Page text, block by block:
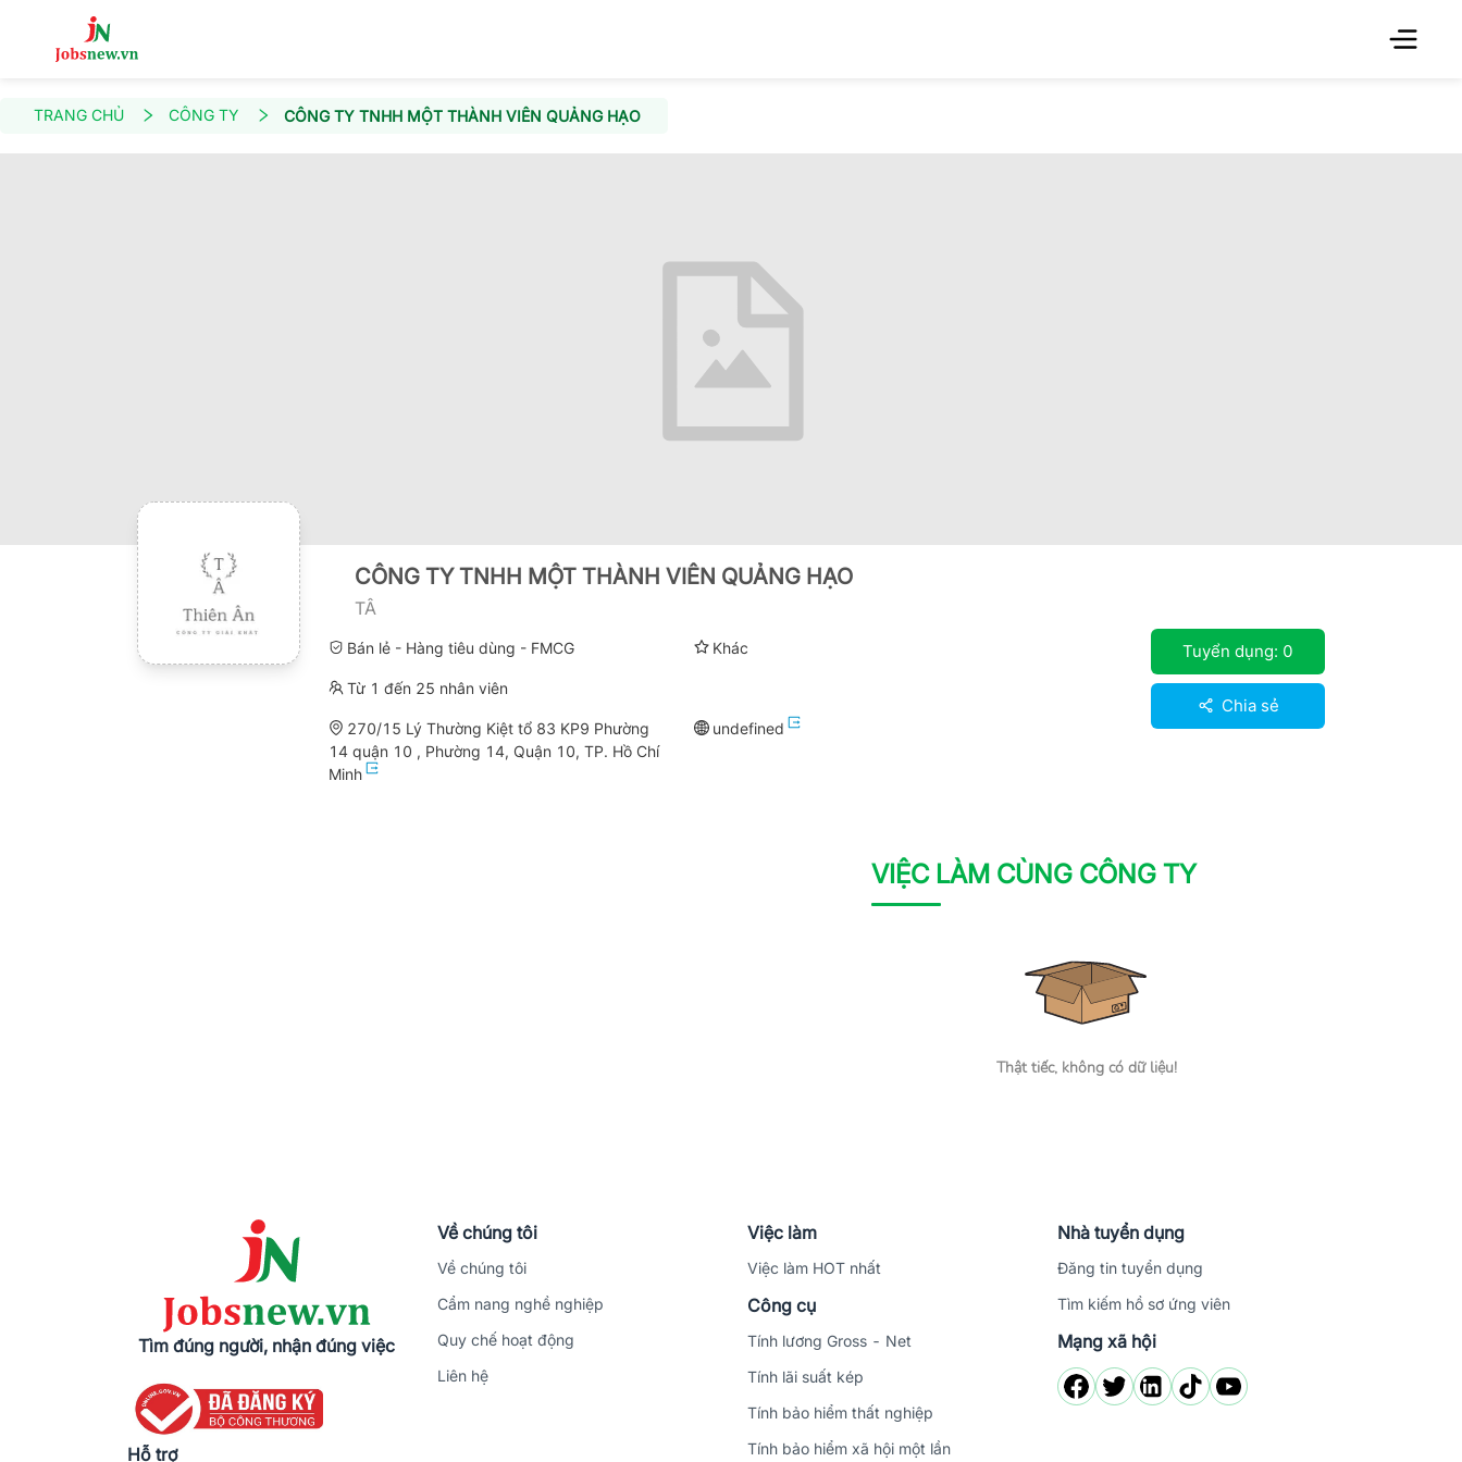
TRANG CHỦ CÔNG TY CÔNG TY TNHH MỘT THÀNH VIÊN QUẢNG HẠO
CÔNG TY TNHH MỘT THÀNH VIÊN QUẢNG HẠO
TÂ
Bán lẻ - Hàng tiêu dùng - FMCG Khác
Từ 1 đến 25 nhân viên
270/15 Lý Thường Kiệt tổ 83 KP9 Phường
14 quận 10 , Phường 14, Quận 10, TP. Hồ Chí
Minh
undefined
Tuyển dụng: 0
Chia sẻ
VIỆC LÀM CÙNG CÔNG TY
Thật tiếc, không có dữ liệu!
Tìm đúng người, nhận đúng việc
Hỗ trợ
Về chúng tôi
Về chúng tôi
Cẩm nang nghề nghiệp
Quy chế hoạt động
Liên hệ
Việc làm
Việc làm HOT nhất
Công cụ
Tính lương Gross - Net
Tính lãi suất kép
Tính bảo hiểm thất nghiệp
Tính bảo hiểm xã hội một lần
Nhà tuyển dụng
Đăng tin tuyển dụng
Tìm kiếm hồ sơ ứng viên
Mạng xã hội